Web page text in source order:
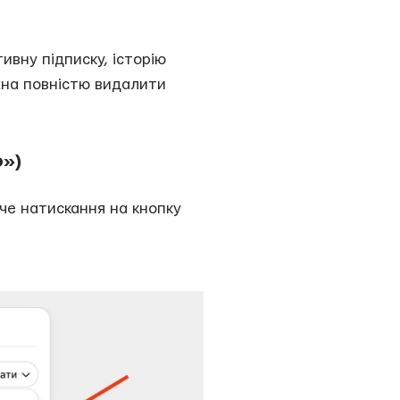
підписку, історію
повністю видалити
натискання на кнопку